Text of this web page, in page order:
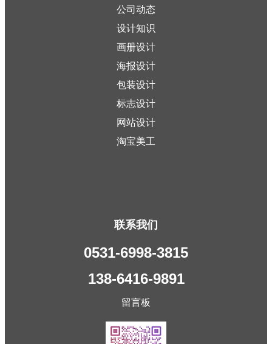
公司动态
设计知识
画册设计
海报设计
包装设计
标志设计
网站设计
淘宝美工
联系我们
0531-6998-3815
138-6416-9891
留言板